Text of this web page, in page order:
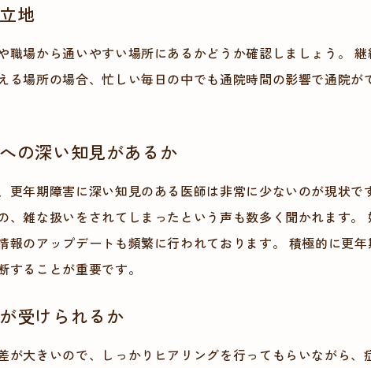
地
職場から通いやすい場所にあるかどうか確認しましょう。
る場所の場合、忙しい毎日の中でも通院時間の影響で通院が
の深い知見があるか
更年期障害に深い知見のある医師は非常に少ないのが現状で
、雑な扱いをされてしまったという声も数多く聞かれます。
報のアップデートも頻繁に行われております。 積極的に更
することが重要です。
受けられるか
が大きいので、しっかりヒアリングを行ってもらいながら、